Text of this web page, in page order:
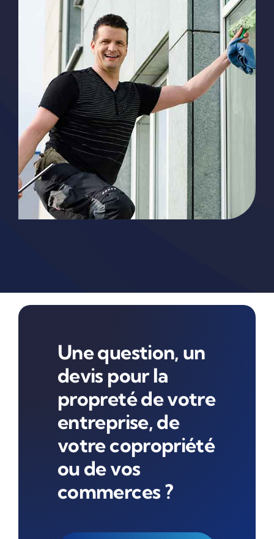
Une question, un
devis pour la
propreté de votre
entreprise, de
votre copropriété
ou de vos
commerces ?